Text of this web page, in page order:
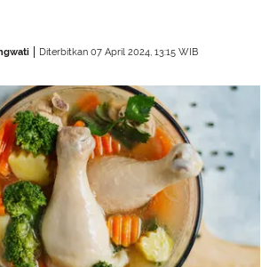
Diterbitkan 07 April 2024, 13:15 WIB